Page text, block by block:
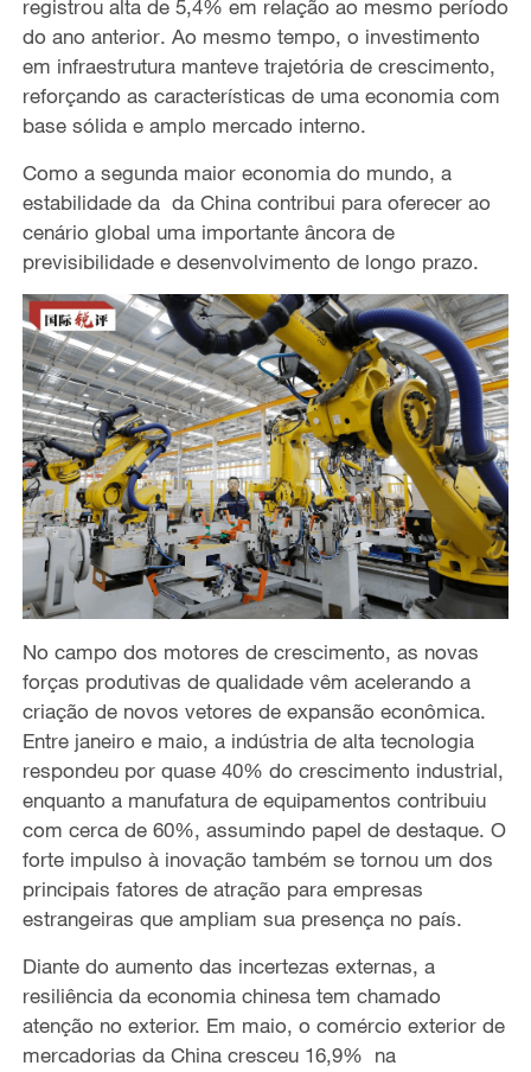
registrou alta de 5,4% em relação ao mesmo período
do ano anterior. Ao mesmo tempo, o investimento
em infraestrutura manteve trajetória de crescimento,
reforçando as características de uma economia com
base sólida e amplo mercado interno.
Como a segunda maior economia do mundo, a
estabilidade da da China contribui para oferecer ao
cenário global uma importante âncora de
previsibilidade e desenvolvimento delongo prazo.
No campo dos motores de crescimento, as novas
forças produtivas de qualidadevêm acelerando a
criação de novos vetores de expansão econômica.
Entre janeiro e maio, a indústria de alta tecnologia
respondeu por quase 40% do crescimento industrial,
enquanto a manufaturade equipamentos contribuiu
com cerca de 60%, assumindo papel de destaque. O
forte impulso à inovação também se tornou um dos
principais fatores de atração para empresas
estrangeiras que ampliam sua presença no país.
Diante do aumento das incertezas externas, a
resiliência da economia chinesa tem chamado
atenção no exterior. Em maio, o comércio exterior de
mercadorias da China cresceu 16,9% na